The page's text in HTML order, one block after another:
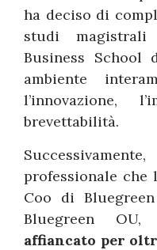
ha deciso di
studi
Business School
ambiente
l’innovazione,
brevettabilità.
professionale che
Coo di
Bluegreen
affiancato per